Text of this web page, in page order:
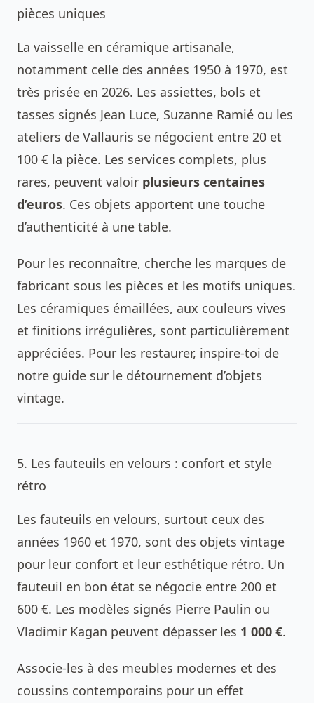
pièces uniques
La vaisselle en céramique artisanale,
notamment celle des années 1950 à 1970, est
très prisée en 2026. Les assiettes, bols et
tasses signés Jean Luce, Suzanne Ramié ou les
ateliers de Vallauris se négocient entre 20 et
100 € la pièce. Les services complets, plus
rares, peuvent valoir plusieurs centaines
d’euros. Ces objets apportent une touche
d’authenticité à une table.
Pour les reconnaître, cherche les marques de
fabricant sous les pièces et les motifs uniques.
Les céramiques émaillées, aux couleurs vives
et finitions irrégulières, sont particulièrement
appréciées. Pour les restaurer, inspire-toi de
notre guide sur le détournement d’objets
vintage.
5. Les fauteuils en velours : confort et style
rétro
Les fauteuils en velours, surtout ceux des
années 1960 et 1970, sont des objets vintage
pour leur confort et leur esthétique rétro. Un
fauteuil en bon état se négocie entre 200 et
600 €. Les modèles signés Pierre Paulin ou
Vladimir Kagan peuvent dépasser les 1 000 €.
Associe-les à des meubles modernes et des
coussins contemporains pour un effet